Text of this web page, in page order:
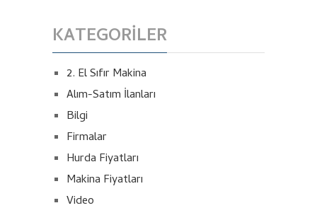
KATEGORILER
2. El Sıfır Makina
Alım-Satım İlanları
Bilgi
Firmalar
Hurda Fiyatları
Makina Fiyatları
Video